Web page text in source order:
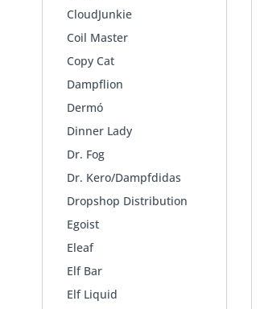
CloudJunkie
Coil Master
Copy Cat
Dampflion
Dermó
Dinner Lady
Dr. Fog
Dr. Kero/Dampfdidas
Dropshop Distribution
Egoist
Eleaf
Elf Bar
Elf Liquid